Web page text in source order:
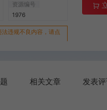
资源编号
1976
违规不良内容，请点
相关文章 发表